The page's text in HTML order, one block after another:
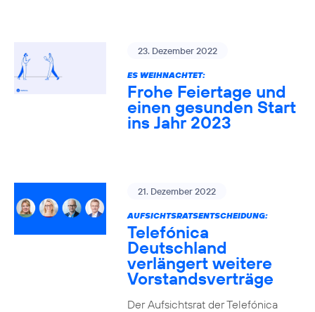
23. Dezember 2022
ES WEIHNACHTET:
Frohe Feiertage und
einen gesunden Start
ins Jahr 2023
21. Dezember 2022
AUFSICHTSRATSENTSCHEIDUNG:
Telefónica
Deutschland
verlängert weitere
Vorstandsverträge
Der Aufsichtsrat der Telefónica